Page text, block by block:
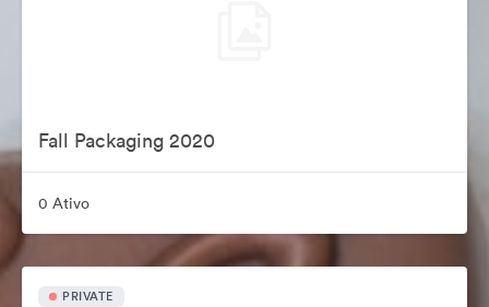
Fall Packaging 2020
0 Ativo
PRIVATE